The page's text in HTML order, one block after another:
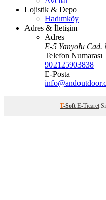
Lojistik & Depo
Hadımköy
Adres & İletişim
Adres
E-5 Yanyolu Cad.
Telefon Numarası
902125903838
E-Posta
T-Soft E-Ticaret